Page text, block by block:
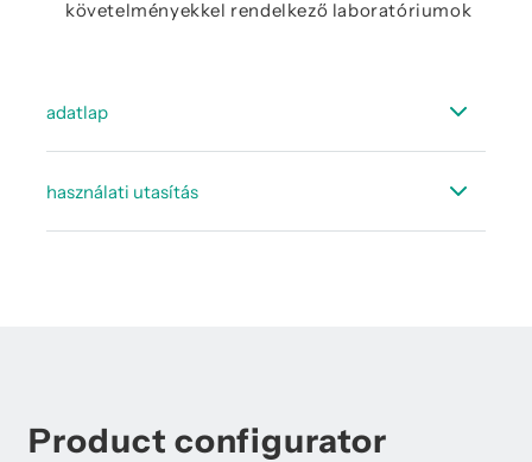
követelményekkel rendelkező laboratóriumok
adatlap
használati utasítás
Product configurator